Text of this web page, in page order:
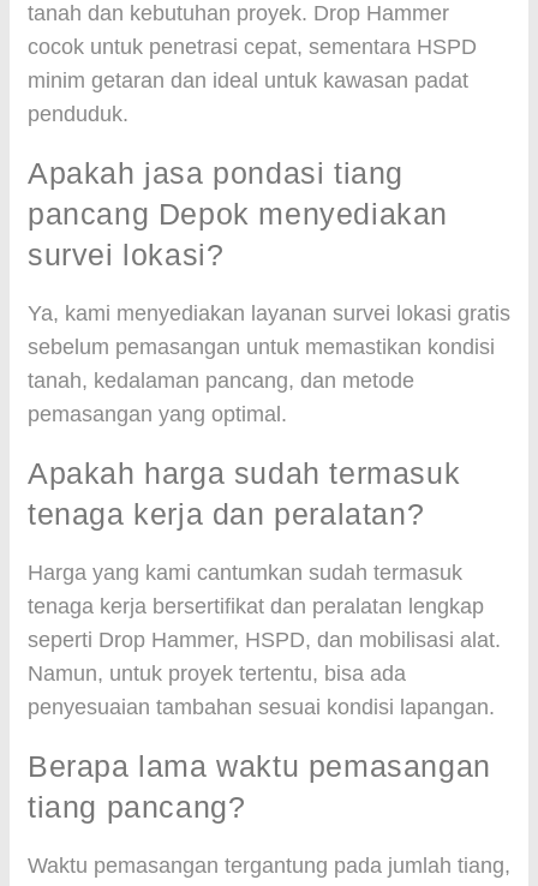
tanah dan kebutuhan proyek. Drop Hammer
cocok untuk penetrasi cepat, sementara HSPD
minim getaran dan ideal untuk kawasan padat
penduduk.
Apakah jasa pondasi tiang
pancang Depok menyediakan
survei lokasi?
Ya, kami menyediakan layanan survei lokasi gratis
sebelum pemasangan untuk memastikan kondisi
tanah, kedalaman pancang, dan metode
pemasangan yang optimal.
Apakah harga sudah termasuk
tenaga kerja dan peralatan?
Harga yang kami cantumkan sudah termasuk
tenaga kerja bersertifikat dan peralatan lengkap
seperti Drop Hammer, HSPD, dan mobilisasi alat.
Namun, untuk proyek tertentu, bisa ada
penyesuaian tambahan sesuai kondisi lapangan.
Berapa lama waktu pemasangan
tiang pancang?
Waktu pemasangan tergantung pada jumlah tiang,